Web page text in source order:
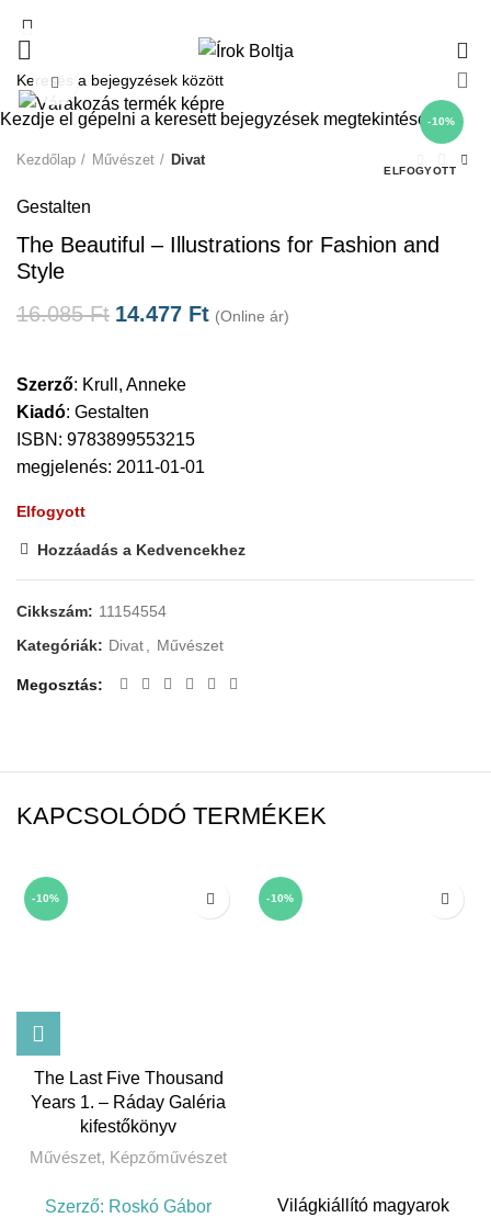
-10%
ELFOGYOTT
Click to enlarge
Kezdőlap Művészet Divat
Gestalten
The Beautiful – Illustrations for Fashion and
Style
16.085Ft 14.477 Ft (Online ár)
Szerző: Krull, Anneke
Kiadó: Gestalten
ISBN: 9783899553215
megjelenés: 2011-01-01
Elfogyott
Hozzáadás a Kedvencekhez
Cikkszám: 11154554
Kategóriák: Divat, Művészet
Megosztás
KAPCSOLÓDÓ TERMÉKEK
-10%
The Last Five Thousand
Years 1. – Ráday Galéria
kifestőkönyv
Művészet, Képzőművészet
Szerző: Roskó Gábor
-10%
Világkiállító magyarok
Kezdje el gépelni a keresett bejegyzések megtekintéséhez.